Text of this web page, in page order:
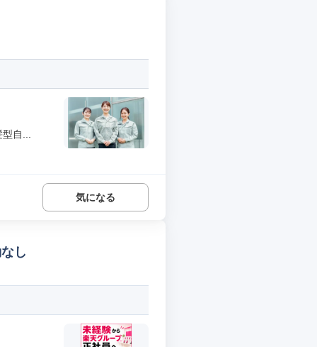
自...
気になる
し